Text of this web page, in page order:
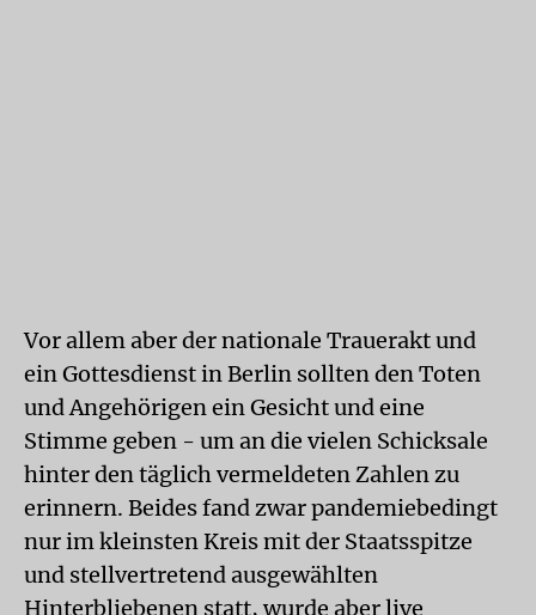
Vor allem aber der nationale Trauerakt und
ein Gottesdienst in Berlin sollten den Toten
und Angehörigen ein Gesicht und eine
Stimme geben - um an die vielen Schicksale
hinter den täglich vermeldeten Zahlen zu
erinnern. Beides fand zwar pandemiebedingt
nur im kleinsten Kreis mit der Staatsspitze
und stellvertretend ausgewählten
Hinterbliebenen statt, wurde aber live